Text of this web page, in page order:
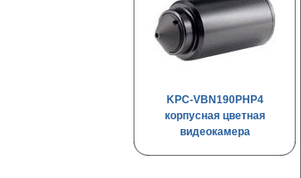
KPC-VBN190PHP4
корпусная цветная
видеокамера